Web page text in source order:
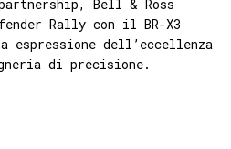
Bell & Ross
Rally con il BR-X3
espressione dell’eccellenza
di precisione.